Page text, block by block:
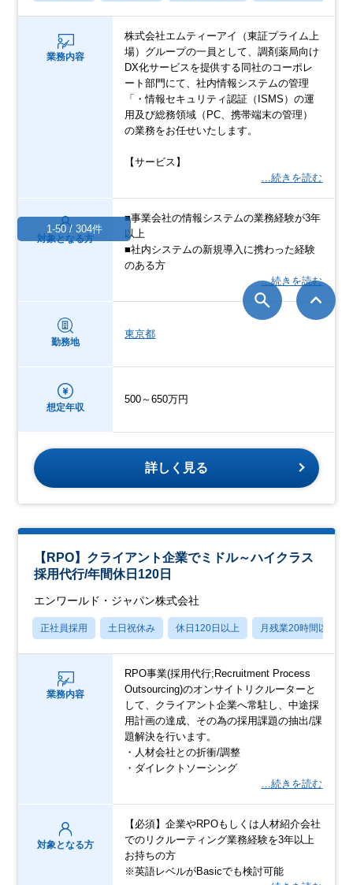
業務内容
株式会社エムティーアイ（東証プライム上
場）グループの一員として、調剤薬局向け
DX化サービスを提供する同社のコーポレ
ート部門にて、社内情報システムの管理
「・情報セキュリティ認証（ISMS）の運
用及び総務領域（PC、携帯端末の管理）
の業務をお任せいたします。
【サービス】
…続きを読む
対象となる方
■事業会社の情報システムの業務経験が3年
以上
■社内システムの新規導入に携わった経験
のある方
…続きを読む
勤務地
東京都
想定年収
500～650万円
詳しく見る
【RPO】クライアント企業でミドル～ハイクラス
採用代行/年間休日120日
エンワールド・ジャパン株式会社
正社員採用 土日祝休み 休日120日以上 月残業20時間以内
業務内容
RPO事業(採用代行;Recruitment Process
Outsourcing)のオンサイトリクルーターと
して、クライアント企業へ常駐し、中途採
用計画の達成、その為の採用課題の抽出/課
題解決を行います。
・人材会社との折衝/調整
・ダイレクトソーシング
…続きを読む
対象となる方
【必須】企業やRPOもしくは人材紹介会社
でのリクルーティング業務経験を3年以上
お持ちの方
※英語レベルがBasicでも検討可能
1-50 / 304件